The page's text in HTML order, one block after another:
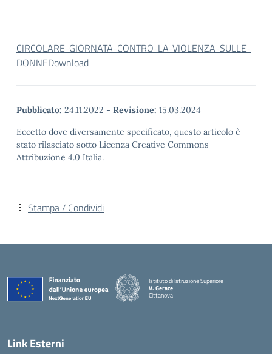
CIRCOLARE-GIORNATA-CONTRO-LA-VIOLENZA-SULLE-
DONNEDownload
Pubblicato: 24.11.2022 - Revisione: 15.03.2024
Eccetto dove diversamente specificato, questo articolo è
stato rilasciato sotto Licenza Creative Commons
Attribuzione 4.0 Italia.
Stampa / Condividi
Istituto di Istruzione Superiore
V. Gerace
Cittanova
Link Esterni